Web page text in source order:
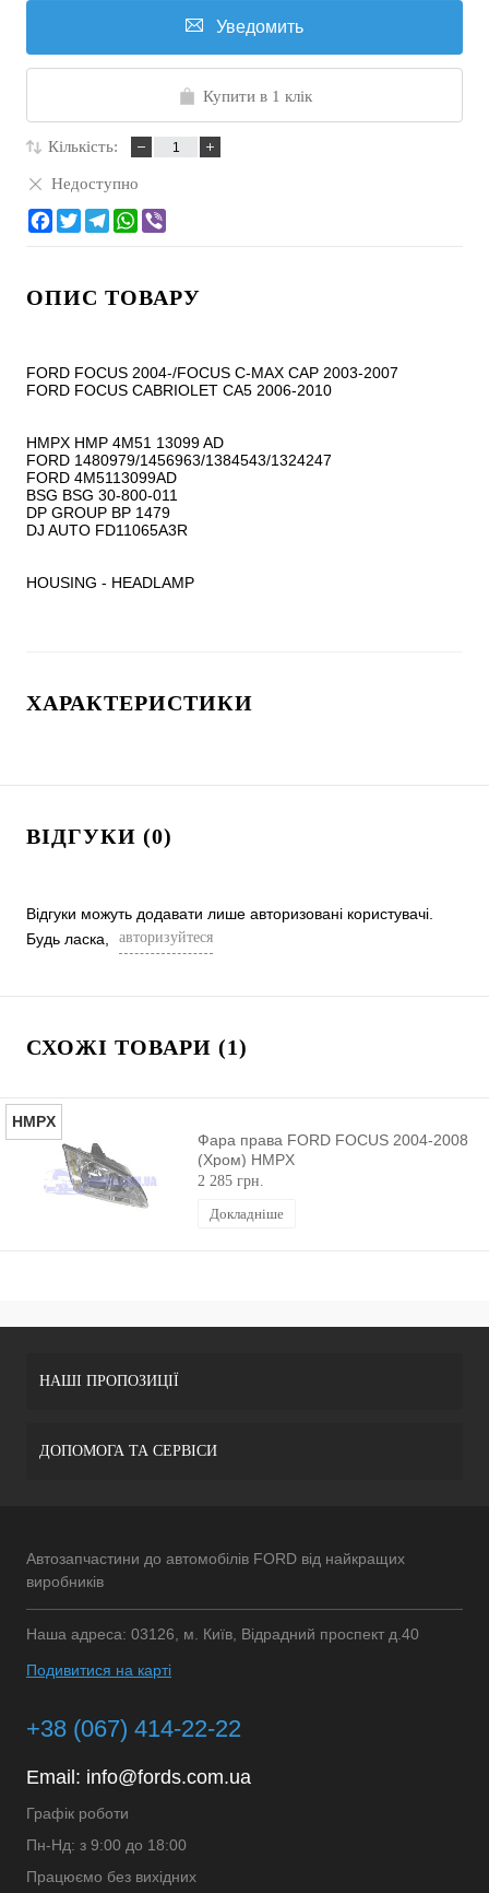
Уведомить
Купити в 1 клік
Кількість:
Недоступно
ОПИС ТОВАРУ
FORD FOCUS 2004-/FOCUS C-MAX CAP 2003-2007
FORD FOCUS CABRIOLET CA5 2006-2010
HMPX HMP 4M51 13099 AD
FORD 1480979/1456963/1384543/1324247
FORD 4M5113099AD
BSG BSG 30-800-011
DP GROUP BP 1479
DJ AUTO FD11065A3R
HOUSING - HEADLAMP
ХАРАКТЕРИСТИКИ
ВІДГУКИ (0)
Відгуки можуть додавати лише авторизовані користувачі.
Будь ласка,
авторизуйтеся
СХОЖІ ТОВАРИ (1)
HMPX
Фара права FORD FOCUS 2004-2008
(Хром) HMPX
2 285 грн.
Докладніше
НАШІ ПРОПОЗИЦІЇ
ДОПОМОГА ТА СЕРВІСИ
Автозапчастини до автомобілів FORD від найкращих
виробників
Наша адреса: 03126, м. Київ, Відрадний проспект д.40
Подивитися на карті
+38 (067) 414-22-22
Email: info@fords.com.ua
Графік роботи
Пн-Нд: з 9:00 до 18:00
Працюємо без вихідних